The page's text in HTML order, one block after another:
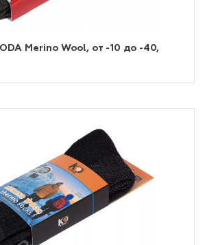
Merino Wool, от -10 до -40,